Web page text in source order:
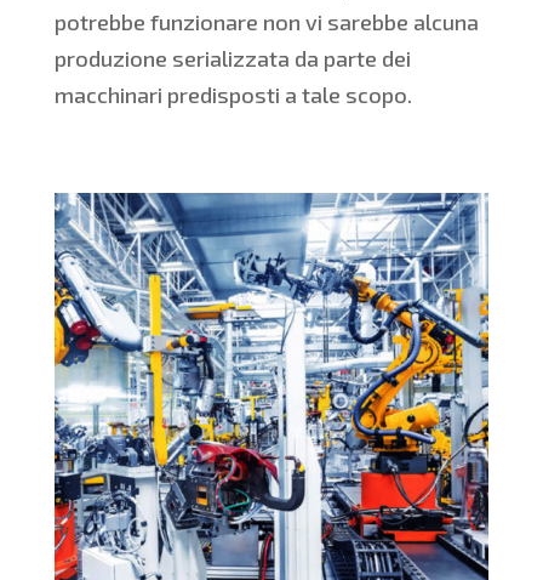
potrebbe funzionare non vi sarebbe alcuna
produzione serializzata da parte dei
macchinari predisposti a tale scopo.